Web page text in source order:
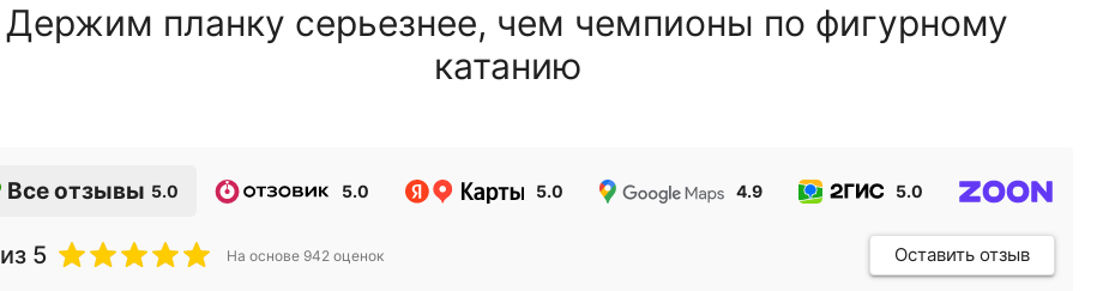
Держим планку серьезнее, чем чемпионы по фигурному
катанию
Все отзывы 5.0 5.0 5.0 4.9 5.0
из 5 На основе 942 оценок Оставить отзыв